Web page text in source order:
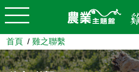
跳到主要內容
農業知識入口網
首頁 雞之聯繫